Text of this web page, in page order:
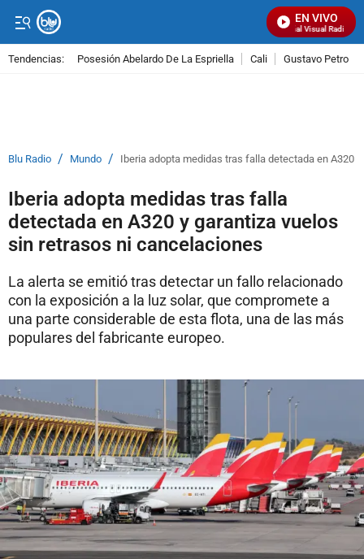
EN VIVO
Señal Visual Radio
Tendencias: Posesión Abelardo De La Espriella Cali Gustavo Petro
Blu Radio / Mundo / Iberia adopta medidas tras falla detectada en A320
Iberia adopta medidas tras falla
detectada en A320 y garantiza vuelos
sin retrasos ni cancelaciones
La alerta se emitió tras detectar un fallo relacionado
con la exposición a la luz solar, que compromete a
una parte considerable de esta flota, una de las más
populares del fabricante europeo.